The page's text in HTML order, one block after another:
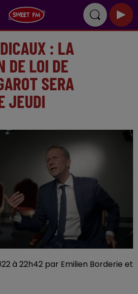
: LA
DE LOI DE
SERA
JEUDI
à 22h42 par Emilien Borderie et